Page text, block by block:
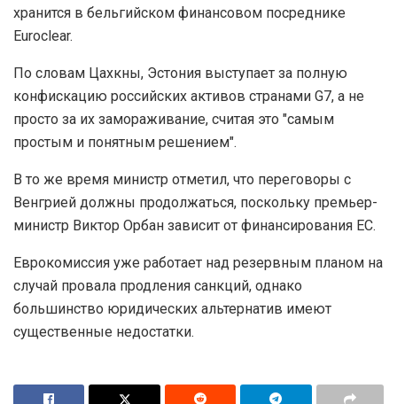
хранится в бельгийском финансовом посреднике
Euroclear.
По словам Цахкны, Эстония выступает за полную
конфискацию российских активов странами G7, а не
просто за их замораживание, считая это "самым
простым и понятным решением".
В то же время министр отметил, что переговоры с
Венгрией должны продолжаться, поскольку премьер-
министр Виктор Орбан зависит от финансирования ЕС.
Еврокомиссия уже работает над резервным планом на
случай провала продления санкций, однако
большинство юридических альтернатив имеют
существенные недостатки.